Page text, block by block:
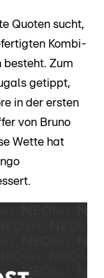
Quoten sucht,
Kombi-
besteht. Zum
getippt,
in der ersten
von Bruno
Wette hat